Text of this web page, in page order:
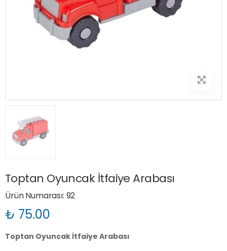
Toptan Oyuncak İtfaiye Arabası
Ürün Numarası: 92
₺ 75.00
Toptan Oyuncak İtfaiye Arabası